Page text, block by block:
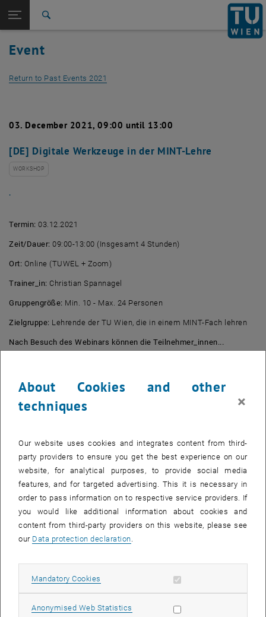
TU Login
Quicklinks
Toggle quicklinks menu
Studies
International
Detail View 2021
Event
Return to Past Events 2021
03. December 2021, 09:00 until 13:00
[DE] Digitale Werkzeuge in der MINT-Lehre
WORKSHOP
.
Termin:03.12.2021
Zeit/Dauer:09:00-13:00 (Insgesamt 4 Stunden)
Ort: Online (TUWEL + Zoom)
Trainer_in: Christian Spannagel
Gruppengröße: Min. 10 - Max. 24 Personen
Zielgruppe: Lehrende der TU Wien, die in einem MINT-Fach lehren
Nach Besuch des Webinars können die Teilnehmer_innen...
… die Verwendung digitaler Werkzeuge vor dem Hintergrund
didaktischer Konzepte beurteilen.
Didaktische Konzepte: Mentale Modelle, EIS-Prinzip, Supplantation,
Off-Loading, operatives Prinzip, multiple externe Repräsentationen
Animationen und Simulationen
Erstellung interaktiver Repräsentationen (z.B. mit Geogebra)
Methoden:
Gruppenarbeit (Breakout Rooms)
Diskussion
About Cookies and other
techniques
×
Our website uses cookies and integrates content from third-
party providers to ensure you get the best experience on our
website, for analytical purposes, to provide social media
features, and for targeted advertising. This it is necessary in
order to pass information on to respective service providers. If
you would like additional information about cookies and
content from third-party providers on this website, please see
our Data protection declaration.
Mandatory Cookies Allow mandatory cookies
Anonymised Web Statistics Allow statistic cookies